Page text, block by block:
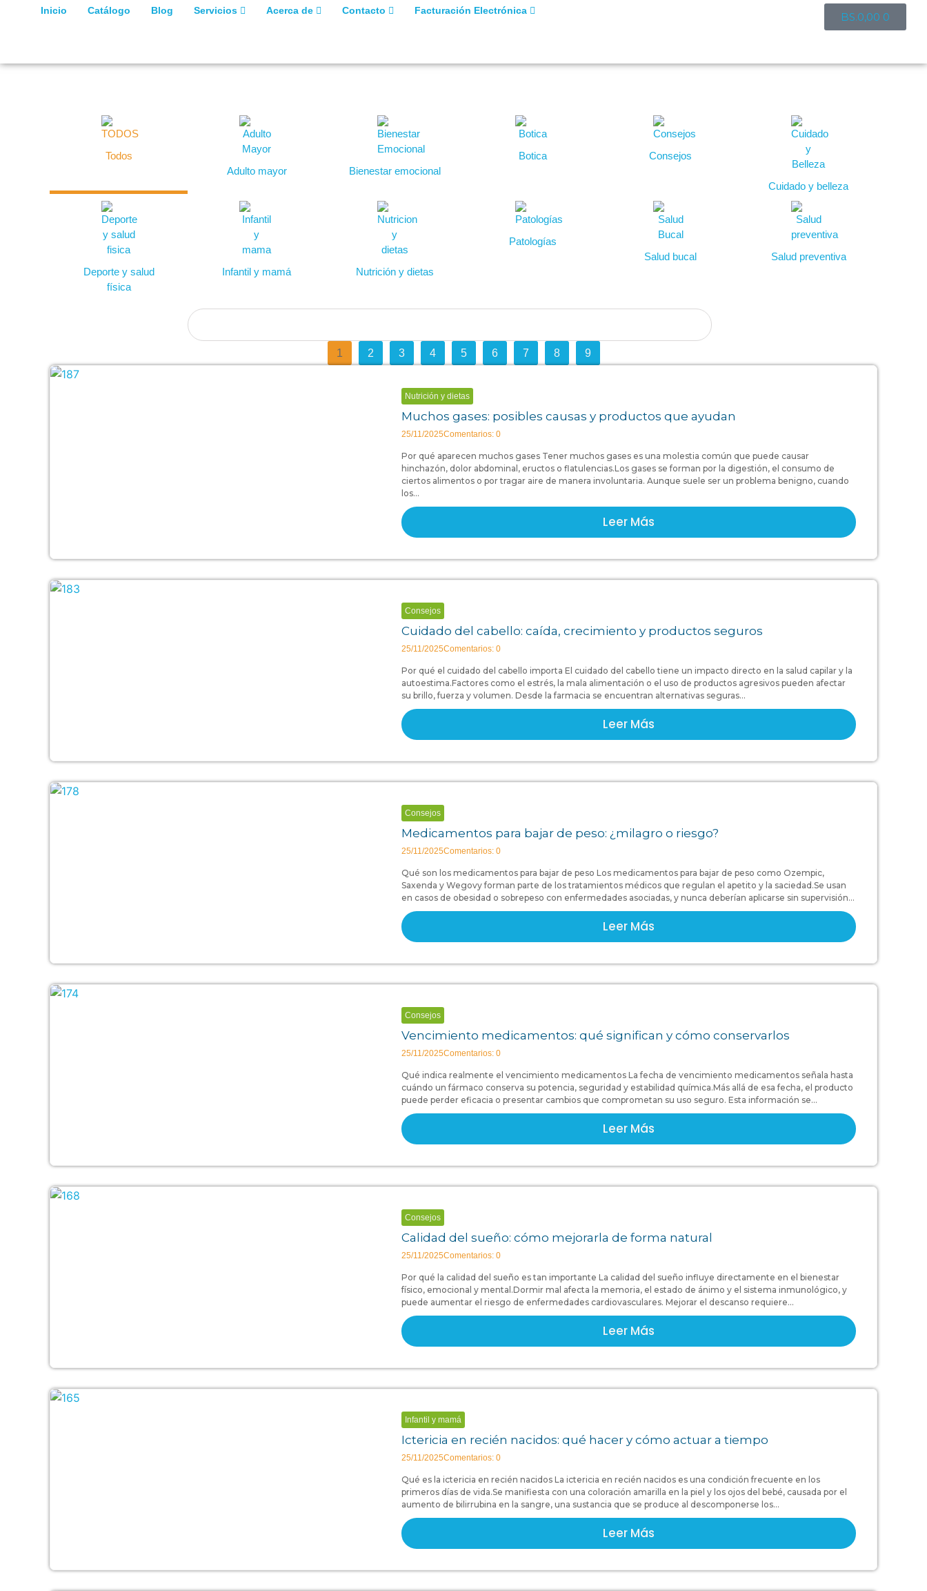
Inicio Catálogo Blog Servicios Acerca de Contacto Facturación Electrónica BS.0,00 0
Todos
Adulto mayor
Bienestar emocional
Botica Consejos
Cuidado y belleza
Deporte y salud
física
Infantil y mamá Nutrición y dietas
Patologías
Salud bucal
Salud preventiva
1 2 3 4 5 6 7 8 9
Nutrición y dietas
Muchos gases: posibles causas y productos que ayudan
25/11/2025Comentarios: 0
Por qué aparecen muchos gases Tener muchos gases es una molestia común que puede causar
hinchazón, dolor abdominal, eructos o flatulencias.Los gases se forman por la digestión, el consumo de
ciertos alimentos o por tragar aire de manera involuntaria. Aunque suele ser un problema benigno, cuando
los...
Leer Más
Consejos
Cuidado del cabello: caída, crecimiento y productos seguros
25/11/2025Comentarios: 0
Por qué el cuidado del cabello importa El cuidado del cabello tiene un impacto directo en la salud capilar y la
autoestima.Factores como el estrés, la mala alimentación o el uso de productos agresivos pueden afectar
su brillo, fuerza y volumen. Desde la farmacia se encuentran alternativas seguras...
Leer Más
Consejos
Medicamentos para bajar de peso: ¿milagro o riesgo?
25/11/2025Comentarios: 0
Qué son los medicamentos para bajar de peso Los medicamentos para bajar de peso como Ozempic,
Saxenda y Wegovy forman parte de los tratamientos médicos que regulan el apetito y la saciedad.Se usan
en casos de obesidad o sobrepeso con enfermedades asociadas, y nunca deberían aplicarse sin supervisión...
Leer Más
Consejos
Vencimiento medicamentos: qué significan y cómo conservarlos
25/11/2025Comentarios: 0
Qué indica realmente el vencimiento medicamentos La fecha de vencimiento medicamentos señala hasta
cuándo un fármaco conserva su potencia, seguridad y estabilidad química.Más allá de esa fecha, el producto
puede perder eficacia o presentar cambios que comprometan su uso seguro. Esta información se...
Leer Más
Consejos
Calidad del sueño: cómo mejorarla de forma natural
25/11/2025Comentarios: 0
Por qué la calidad del sueño es tan importante La calidad del sueño influye directamente en el bienestar
físico, emocional y mental.Dormir mal afecta la memoria, el estado de ánimo y el sistema inmunológico, y
puede aumentar el riesgo de enfermedades cardiovasculares. Mejorar el descanso requiere...
Leer Más
Infantil y mamá
Ictericia en recién nacidos: qué hacer y cómo actuar a tiempo
25/11/2025Comentarios: 0
Qué es la ictericia en recién nacidos La ictericia en recién nacidos es una condición frecuente en los
primeros días de vida.Se manifiesta con una coloración amarilla en la piel y los ojos del bebé, causada por el
aumento de bilirrubina en la sangre, una sustancia que se produce al descomponerse los...
Leer Más